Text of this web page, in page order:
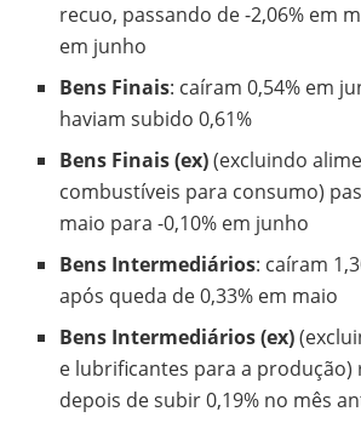
recuo, passando de -2,06% em
em junho
Bens Finais: caíram 0,54% em
haviam subido 0,61%
Bens Finais (ex)(excluindo
combustíveis para consumo)
maio para -0,10% em junho
Bens Intermediários: caíram
após queda de 0,33% em maio
Bens Intermediários (ex)
e lubrificantes para a produção)
depois de subir 0,19% no mês